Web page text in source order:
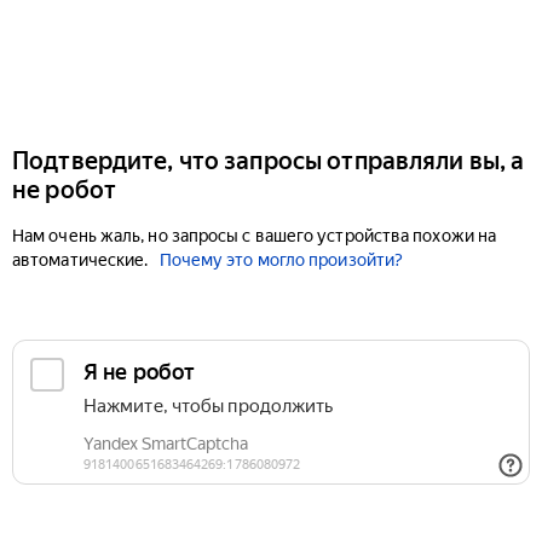
Подтвердите, что запросы отправляли вы, а
не робот
Нам очень жаль, но запросы с вашего устройства похожи на
автоматические.
Почему это могло произойти?